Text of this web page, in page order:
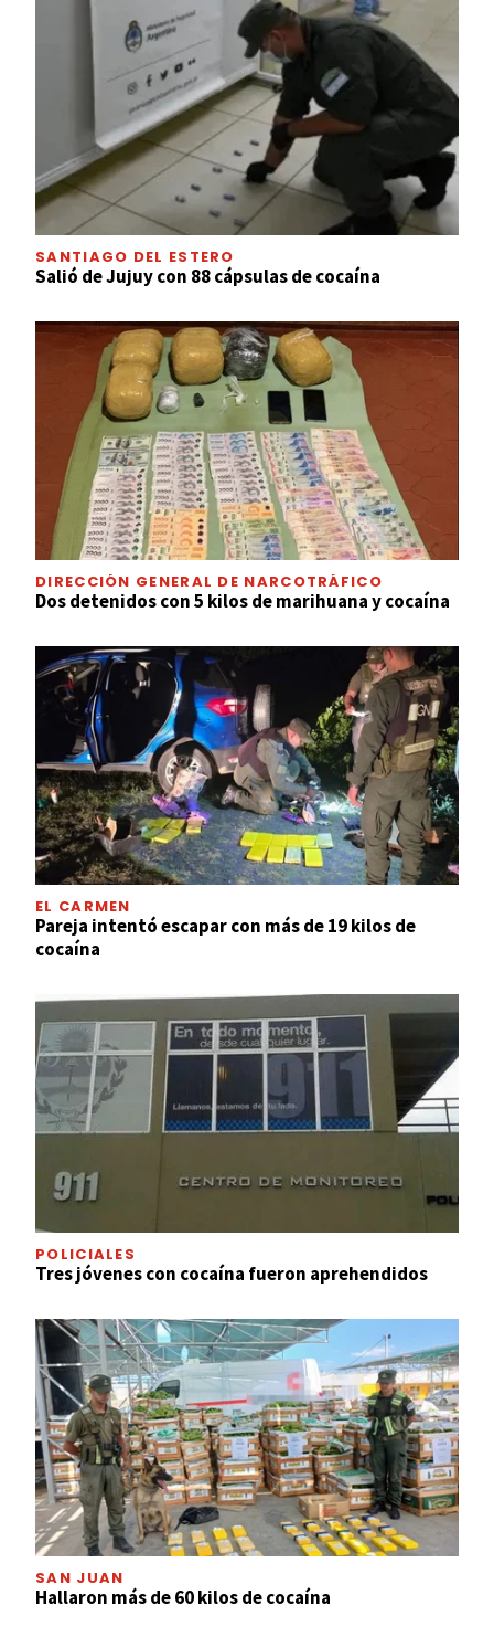
SANTIAGO DEL ESTERO
Salió de Jujuy con 88 cápsulas de cocaína
DIRECCIÓN GENERAL DE NARCOTRÁFICO
Dos detenidos con 5 kilos de marihuana y cocaína
EL CARMEN
Pareja intentó escapar con más de 19 kilos de
cocaína
POLICIALES
Tres jóvenes con cocaína fueron aprehendidos
SAN JUAN
Hallaron más de 60 kilos de cocaína